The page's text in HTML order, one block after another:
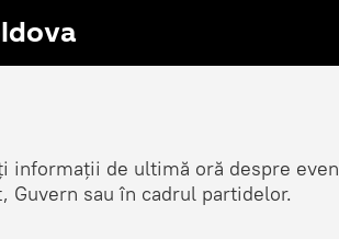
informații de ultimă oră despre
Guvern sau în cadrul partidelor.